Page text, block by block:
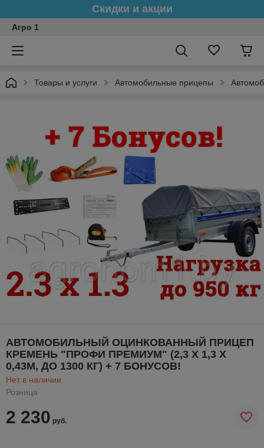
Скидки и акции
Агро 1
Товары и услуги Автомобильные прицепы
АВТОМОБИЛЬНЫЙ ОЦИНКОВАННЫЙ ПРИЦЕП
КРЕМЕНЬ "ПРОФИ ПРЕМИУМ" (2,3 Х 1,3 Х
0,43М, ДО 1300 КГ) + 7 БОНУСОВ!
Нет в наличии
Розница
2 230 руб.